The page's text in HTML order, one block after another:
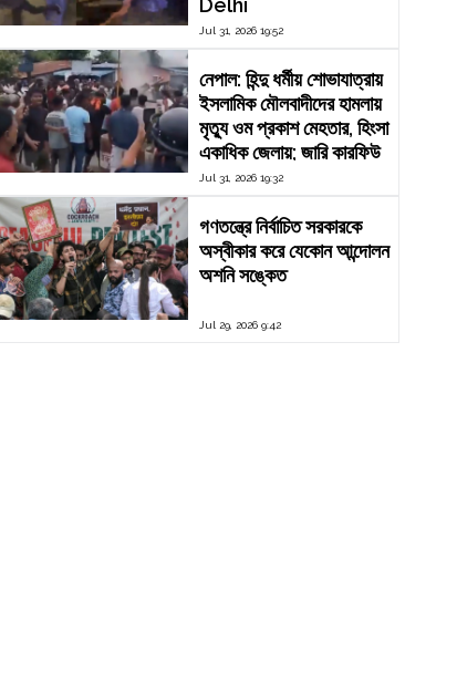
Delhi
Jul 31, 2026 19:52
নেপাল: হিন্দু ধর্মীয় শোভাযাত্রায়
ইসলামিক মৌলবাদীদের হামলায়
মৃত্যু ওম প্রকাশ মেহতার, হিংসা
একাধিক জেলায়; জারি কারফিউ
Jul 31, 2026 19:32
গণতন্ত্রে নির্বাচিত সরকারকে
অস্বীকার করে যেকোন আন্দোলন
অশনি সঙ্কেত
Jul 29, 2026 9:42